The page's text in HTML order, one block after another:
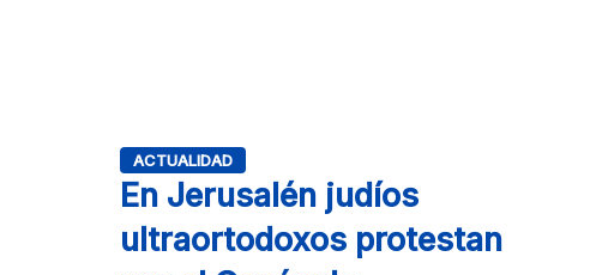
ACTUALIDAD
En Jerusalén judíos
ultraortodoxos protestan